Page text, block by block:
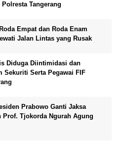
Tangerang
Empat dan Roda Enam
Jalan Lintas yang Rusak
Diduga Diintimidasi dan
Sekuriti Serta Pegawai FIF
Prabowo Ganti Jaksa
Prof. Tjokorda Ngurah Agung